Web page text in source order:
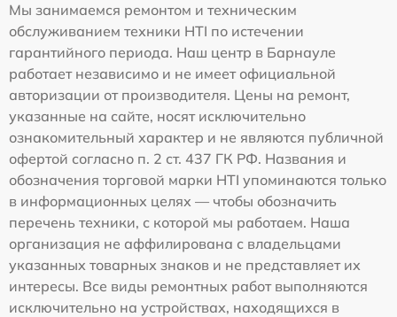
Мы занимаемся ремонтом и техническим
обслуживанием техники HTI по истечении
гарантийного периода. Наш центр в Барнауле
работает независимо и не имеет официальной
авторизации от производителя. Цены на ремонт,
указанные на сайте, носят исключительно
ознакомительный характер и не являются публичной
офертой согласно п. 2 ст. 437 ГК РФ. Названия и
обозначения торговой марки HTI упоминаются только
в информационных целях — чтобы обозначить
перечень техники, с которой мы работаем. Наша
организация не аффилирована с владельцами
указанных товарных знаков и не представляет их
интересы. Все виды ремонтных работ выполняются
исключительно на устройствах, находящихся в